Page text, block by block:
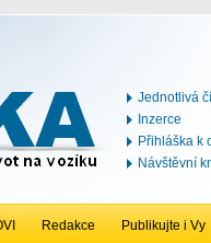
Jednotlivá
Inzerce
Přihláška k
Návštěvní
Redakce Publikujte i Vy